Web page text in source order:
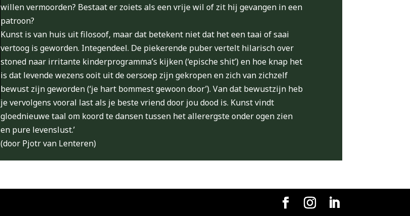
willen vermoorden? Bestaat er zoiets als een vrije wil of zit hij gevangen in een
patroon?
Kunst is van huis uit filosoof, maar dat betekent niet dat het een taai of saai
vertoog is geworden. Integendeel. De piekerende puber vertelt hilarisch over
stoned naar irritante kinderprogramma’s kijken (‘epische shit’) en hoe knap het
is dat levende wezens ooit uit de oersoep zijn gekropen en zich van zichzelf
bewust zijn geworden (‘je hart bommest gewoon door’). Van dat bewustzijn heb
je vervolgens vooral last als je beste vriend door jou dood is. Kunst vindt
gloednieuwe taal om koord te dansen tussen het allerergste onder ogen zien
en pure levenslust.’
(door Pjotr van Lenteren)